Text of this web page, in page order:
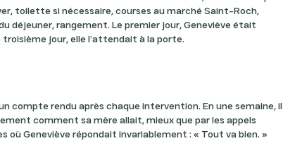
toilette si nécessaire, courses au marché Saint-Roch,
déjeuner, rangement. Le premier jour, Geneviève était
jour, elle l’attendait à la porte.
compte rendu après chaque intervention. En une semaine, il
comment sa mère allait, mieux que par les appels
où Geneviève répondait invariablement : « Tout va bien. »